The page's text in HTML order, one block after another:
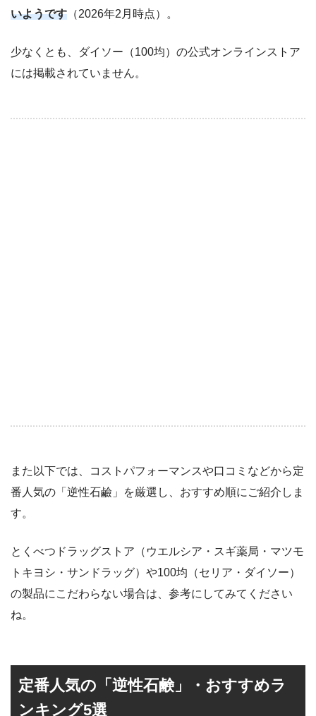
いようです （2026年2月時点）。
少なくとも、ダイソー（100均）の公式オンラインストア
には掲載されていません。
また以下では、コストパフォーマンスや口コミなどから定
番人気の「逆性石鹼」を厳選し、おすすめ順にご紹介しま
す。
とくべつドラッグストア（ウエルシア・スギ薬局・マツモ
トキヨシ・サンドラッグ）や100均（セリア・ダイソー）
の製品にこだわらない場合は、参考にしてみてください
ね。
定番人気の「逆性石鹸」・おすすめラ
ンキング5選